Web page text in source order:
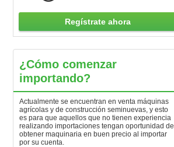
Regístrate ahora
¿Cómo comenzar
importando?
Actualmente se encuentran en venta máquinas
agrícolas y de construcción seminuevas, y esto
es para que aquellos que no tienen experiencia
realizando importaciones tengan oportunidad de
obtener maquinaria en buen precio al importar
por su cuenta.